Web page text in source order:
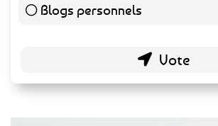
Blogs personnels